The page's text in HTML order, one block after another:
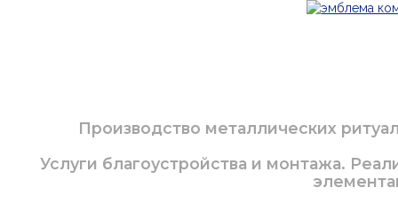
Производство металлических
Услуги благоустройства и монтажа.